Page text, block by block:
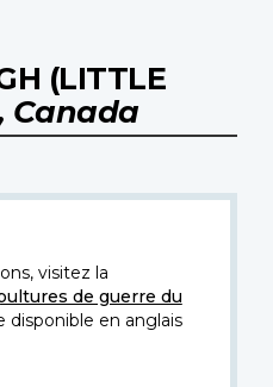
(LITTLE
Canada
visitez la
de guerre du
disponible en anglais